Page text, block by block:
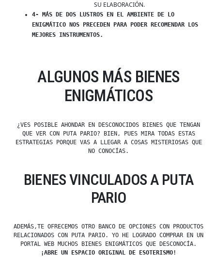
SU ELABORACIÓN.
4- MÁS DE DOS LUSTROS EN EL AMBIENTE DE LO
ENIGMÁTICO NOS PRECEDEN PARA PODER RECOMENDAR LOS
MEJORES INSTRUMENTOS.
ALGUNOS MÁS BIENES
ENIGMÁTICOS
¿VES POSIBLE AHONDAR EN DESCONOCIDOS BIENES QUE TENGAN
QUE VER CON PUTA PARIO? BIEN, PUES MIRA TODAS ESTAS
ESTRATEGIAS PORQUE VAS A LLEGAR A COSAS MISTERIOSAS QUE
NO CONOCÍAS.
BIENES VINCULADOS A PUTA
PARIO
ADEMÁS,TE OFRECEMOS OTRO BANCO DE OPCIONES CON PRODUCTOS
RELACIONADOS CON PUTA PARIO. YO HE LOGRADO COMPRAR EN UN
PORTAL WEB MUCHOS BIENES ENIGMÁTICOS QUE DESCONOCÍA.
¡ABRE UN ESPACIO ORIGINAL DE ESOTERISMO!